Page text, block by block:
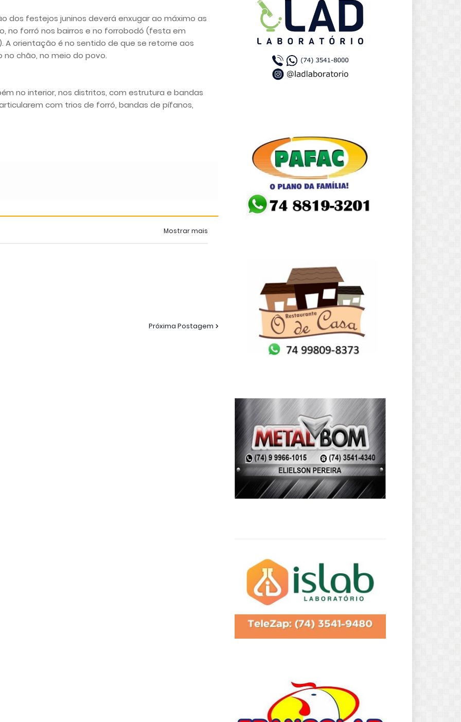
dos festejos juninos deverá enxugar ao máximo as
no forró nos bairros e no forrobodó (festa em
orientação é no sentido de que se retorne aos
chão, no meio do povo.
no interior, nos distritos, com estrutura e bandas
com trios de forró, bandas de pífanos,
Mostrar mais
Próxima Postagem